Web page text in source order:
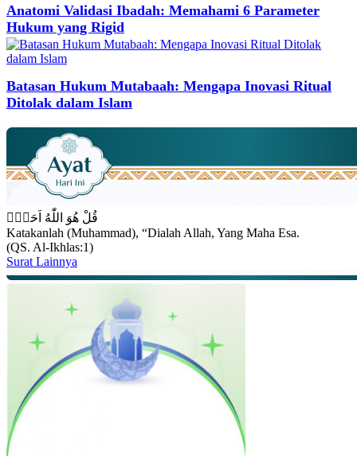
Anatomi Validasi Ibadah: Memahami 6 Parameter
Hukum yang Rigid
Batasan Hukum Mutabaah: Mengapa Inovasi Ritual
Ditolak dalam Islam
قُلْ هُوَ اللّٰهُ اَحَدٌۚ
Katakanlah (Muhammad), “Dialah Allah, Yang Maha Esa.
(QS. Al-Ikhlas:1)
Surat Lainnya